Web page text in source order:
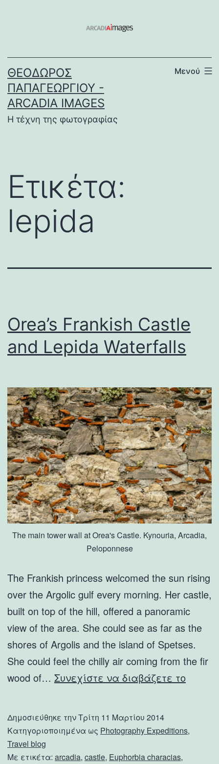
ΘΕΌΔΩΡΟΣ
ΠΑΠΑΓΕΩΡΓΊΟΥ -
ARCADIA IMAGES
Η τέχνη της φωτογραφίας
Μενού
Ετικέτα:
lepida
Orea’s Frankish Castle
and Lepida Waterfalls
The main tower wall at Orea's Castle. Kynouria, Arcadia,
Peloponnese
The Frankish princess welcomed the sun rising
over the Argolic gulf every morning. Her castle,
built on top of the hill, offered a panoramic
view of the area. She could see as far as the
shores of Argolis and the island of Spetses.
She could feel the chilly air coming from the fir
wood of… Συνεχίστε να διαβάζετε τοOrea’s
and
Δημοσιεύθηκε τηνΤρίτη 11 Μαρτίου 2014
Κατηγοριοποιημένα ως Photography Expeditions,
Travel blog
Με ετικέτα: arcadia, castle, Euphorbia characias,